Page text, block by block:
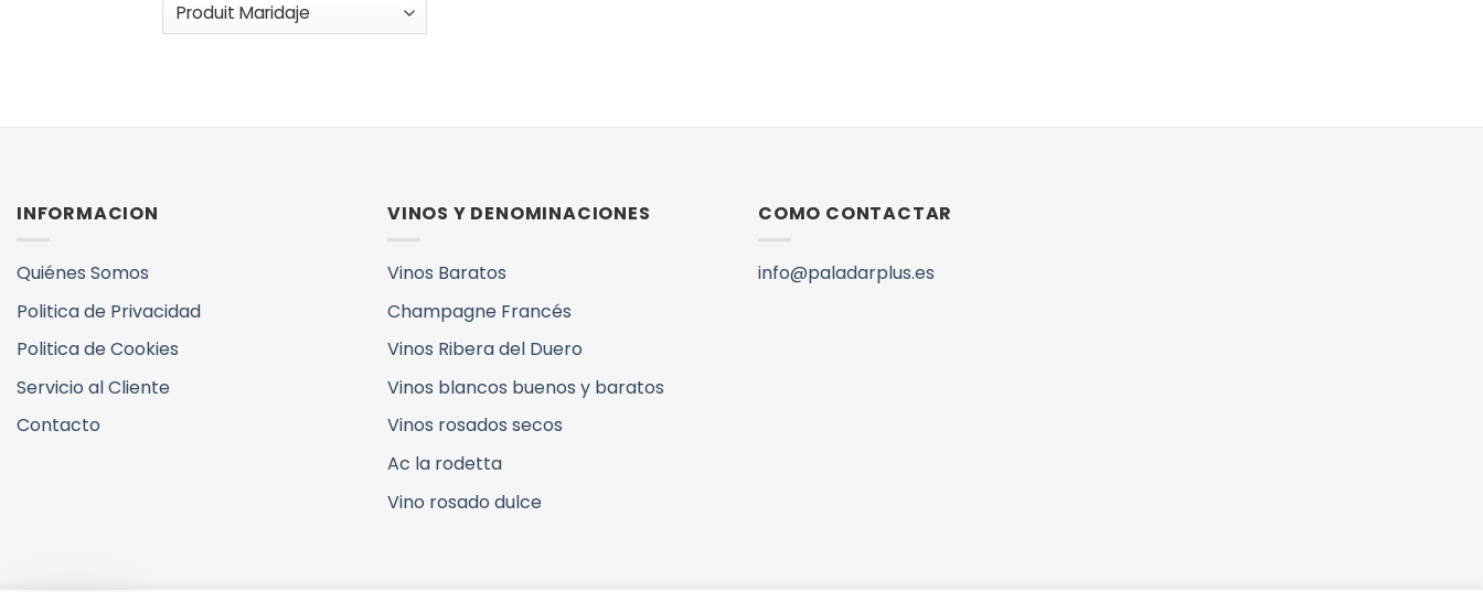
INFORMACION
Quiénes Somos
Politica de Privacidad
Politica de Cookies
Servicio al Cliente
Contacto
VINOS Y DENOMINACIONES
Vinos Baratos
Champagne Francés
Vinos Ribera del Duero
Vinos blancos buenos y baratos
Vinos rosados secos
Ac la rodetta
Vino rosado dulce
COMO CONTACTAR
info@paladarplus.es